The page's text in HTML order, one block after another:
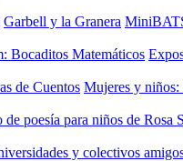
Garbell y la Granera
Bocaditos Matemáticos
de Cuentos Mujeres y niños:
de poesía para niños de Rosa
y colectivos